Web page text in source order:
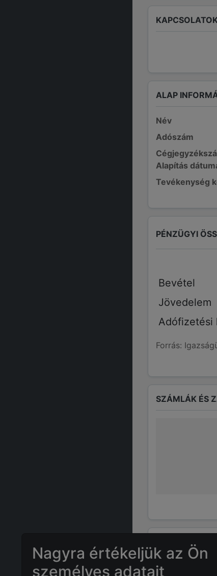
ALAP
Név
Adószám
Alapítás
Tevékenység
PÉNZÜGYI
Bevétel
Jövedelem
Adófizetési
Forrás:
SZÁMLÁK ÉS
GYAKRAN
Nagyra értékeljük az Ön
személyes adatait